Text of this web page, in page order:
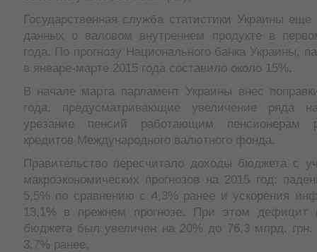
Государственная служба статистики Украины еще
данных о валовом внутреннем продукте в
года. По прогнозу Национального банка Украины,
в январе-марте 2015 года составило около 15%.
В начале марта парламент Украины внес
года, предусматривающие увеличение ряда
урезание пенсий работающим пенсионерам
кредитов Международного валютного фонда.
Правительство пересчитало доходы бюджета с
макроэкономических прогнозов на 2015 год:
5,5% по сравнению с 4,3% ранее и ускорения
13,1% в прежнем прогнозе. При этом дефицит
бюджета был увеличен на 20% до 76,3 млрд.
3,7% ранее.